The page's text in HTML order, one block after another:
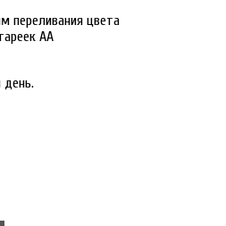
переливания цвета
АА
день.